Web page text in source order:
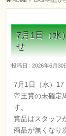
7月1日（水
せ
投稿日 : 2026年6月30
7月1日（水）17
帝王賞の未確定
す。
賞品はスタッフ
商品が無くなり